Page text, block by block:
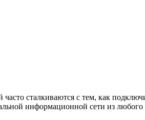
сталкиваются с тем, как
информационной сети из любого